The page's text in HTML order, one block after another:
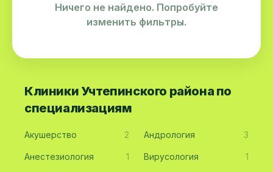
Ничего не найдено. Попробуйте
изменить фильтры.
Клиники Учтепинского района по
специализациям
Акушерство 2 Андрология 3
Анестезиология 1 Вирусология 1